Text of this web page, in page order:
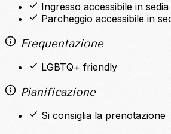
Ingresso accessibile in
Parcheggio accessibile in
Frequentazione
LGBTQ+ friendly
Pianificazione
Si consiglia la prenotazione